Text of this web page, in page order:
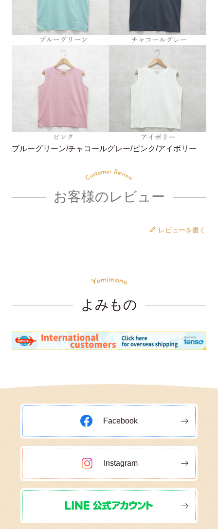
ブルーグリーン/チャコールグレー/ピンク/アイボリー
お客様のレビュー
レビューを書く
よみもの
Facebook
Instagram